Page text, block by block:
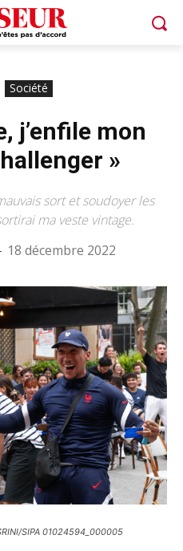
Société
j’enfile mon
»
sort et soudoyer les
ma veste vintage.
18 décembre 2022
SIPA 01024594_000005